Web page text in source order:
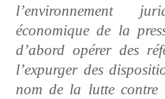
l’environnement
économique de la
d’abord opérer des
l’expurger des
nom de la lutte contre